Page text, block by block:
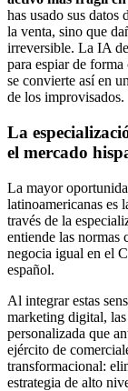
has usado sus
la venta, sino que
irreversible. La IA
para espiar de
se convierte así en
de los improvisados.
La
el mercado
La mayor
latinoamericanas es
través de la
entiende las normas
negocia igual en el
español.
Al integrar estas
marketing digital,
personalizada que
ejército de
transformacional:
estrategia de alto